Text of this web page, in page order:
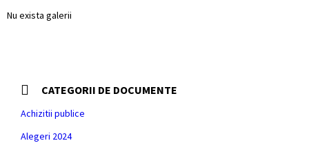
Nu exista galerii
CATEGORII DE DOCUMENTE
Achizitii publice
Alegeri 2024